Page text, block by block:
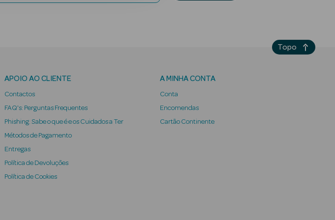
APOIO AO CLIENTE
Contactos
FAQ's: Perguntas Frequentes
Phishing: Sabe o que é e os Cuidados a Ter
Métodos de Pagamento
Entregas
Política de Devoluções
Política de Cookies
A MINHA CONTA
Conta
Encomendas
Cartão Continente
Topo